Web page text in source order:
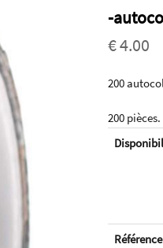
-
€ 4.00
200
200 pièces.